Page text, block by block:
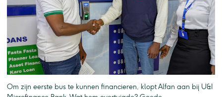
Om zijn eerste bus te kunnen financieren, klopt Alfan aan bij U&I